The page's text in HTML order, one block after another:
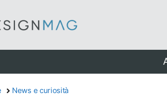
News e curiosità